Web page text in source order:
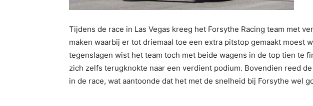
Tijdens de race in Las Vegas kreeg het Forsythe Racing team met
maken waarbij er tot driemaal toe een extra pitstop gemaakt moest
tegenslagen wist het team toch met beide wagens in de top tien te
zich zelfs terugknokte naar een verdient podium. Bovendien reed
in de race, wat aantoonde dat het met de snelheid bij Forsythe wel